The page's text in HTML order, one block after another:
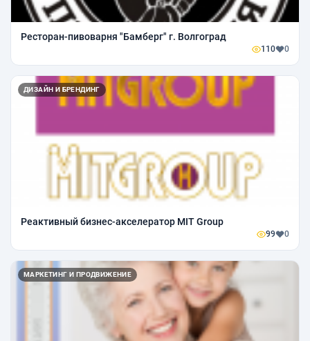
Ресторан-пивоварня "Бамберг" г. Волгоград
110 0
ДИЗАЙН И БРЕНДИНГ
Реактивный бизнес-акселератор MIT Group
99 0
МАРКЕТИНГ И ПРОДВИЖЕНИЕ